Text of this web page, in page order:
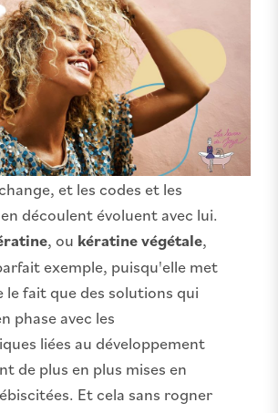
et les codes et les
découlent évoluent avec lui.
, ou kératine végétale,
exemple, puisqu'elle met
le fait que des solutions qui
phase avec les
liées au développement
de plus en plus mises en
Et cela sans rogner